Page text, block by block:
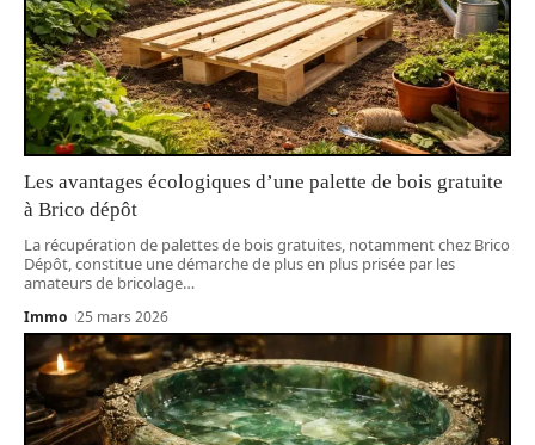
Les avantages écologiques d’une palette de bois gratuite
à Brico dépôt
La récupération de palettes de bois gratuites, notamment chez Brico
Dépôt, constitue une démarche de plus en plus prisée par les
amateurs de bricolage…
Immo 25 mars 2026